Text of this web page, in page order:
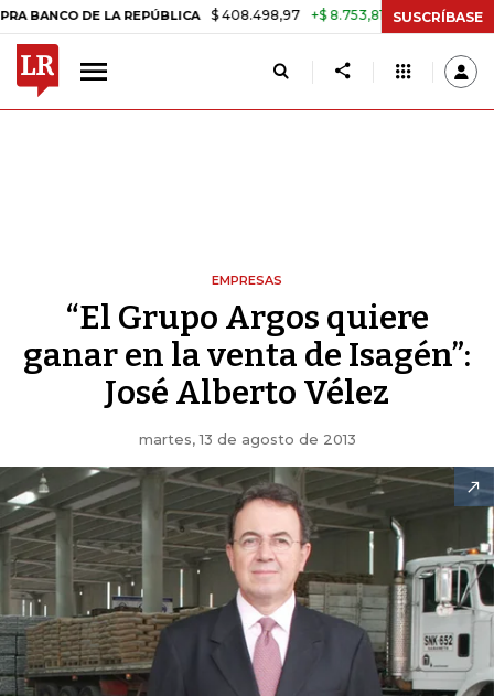
LA REPÚBLICA $ 408.498,97 +$ 8.753,81 +2,19% TASA DE
SUSCRÍBASE
EMPRESAS
“El Grupo Argos quiere
ganar en la venta de Isagén”:
José Alberto Vélez
martes, 13 de agosto de 2013